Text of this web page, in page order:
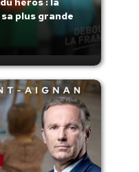
plus grande